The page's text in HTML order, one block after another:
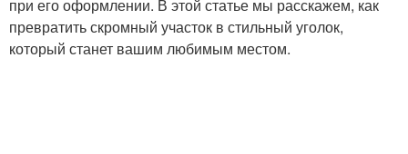
при его оформлении. В этой статье мы расскажем, как
превратить скромный участок в стильный уголок,
который станет вашим любимым местом.